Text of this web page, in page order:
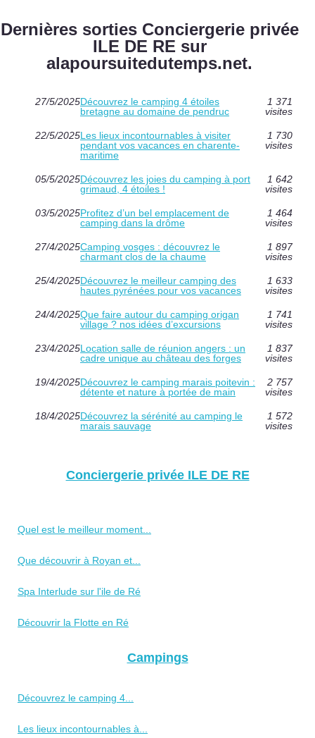
Dernières sorties Conciergerie privée
ILE DE RE sur
alapoursuitedutemps.net.
27/5/2025Découvrez le camping 4 étoiles
bretagne au domaine de pendruc
1 371
visites
22/5/2025Les lieux incontournables à visiter
pendant vos vacances en charente-
maritime
1 730
visites
05/5/2025Découvrez les joies du camping à port
grimaud, 4 étoiles !
1 642
visites
03/5/2025Profitez d’un bel emplacement de
camping dans la drôme
1 464
visites
27/4/2025Camping vosges : découvrez le
charmant clos de la chaume
1 897
visites
25/4/2025Découvrez le meilleur camping des
hautes pyrénées pour vos vacances
1 633
visites
24/4/2025Que faire autour du camping origan
village ? nos idées d’excursions
1 741
visites
23/4/2025Location salle de réunion angers : un
cadre unique au château des forges
1 837
visites
19/4/2025Découvrez le camping marais poitevin :
détente et nature à portée de main
2 757
visites
18/4/2025Découvrez la sérénité au camping le
marais sauvage
1 572
visites
Conciergerie privée ILE DE RE
Quel est le meilleur moment...
Que découvrir à Royan et...
Spa Interlude sur l'ile de Ré
Découvrir la Flotte en Ré
Campings
Découvrez le camping 4...
Les lieux incontournables à...